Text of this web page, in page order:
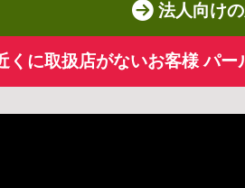
法人向け
くに取扱店がないお客様 パー